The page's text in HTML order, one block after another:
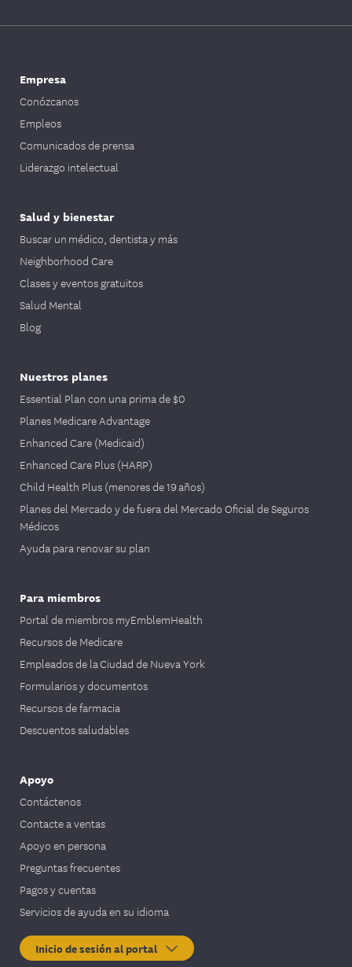
Empresa
Conózcanos
Empleos
Comunicados de prensa
Liderazgo intelectual
Salud y bienestar
Buscar un médico, dentista y más
Neighborhood Care
Clases y eventos gratuitos
Salud Mental
Blog
Nuestros planes
Essential Plan con una prima de $0
Planes Medicare Advantage
Enhanced Care (Medicaid)
Enhanced Care Plus (HARP)
Child Health Plus (menores de 19 años)
Planes del Mercado y de fuera del Mercado Oficial de Seguros
Médicos
Ayuda para renovar su plan
Para miembros
Portal de miembros myEmblemHealth
Recursos de Medicare
Empleados de la Ciudad de Nueva York
Formularios y documentos
Recursos de farmacia
Descuentos saludables
Apoyo
Contáctenos
Contacte a ventas
Apoyo en persona
Preguntas frecuentes
Pagos y cuentas
Servicios de ayuda en su idioma
Inicio de sesión al portal